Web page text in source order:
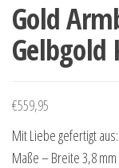
Gold
Gelbgold
€559,95
Mit Liebe gefertigt
Maße – Breite 3,8 mm